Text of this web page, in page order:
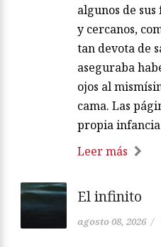
algunos de
y cercanos,
tan devota de
aseguraba
ojos al
cama. Las
propia
Leer más
El infinito
agosto 08, 2026 /